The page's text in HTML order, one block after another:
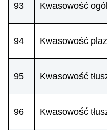
93 Kwasowość
94 Kwasowość
95 Kwasowość
96 Kwasowość